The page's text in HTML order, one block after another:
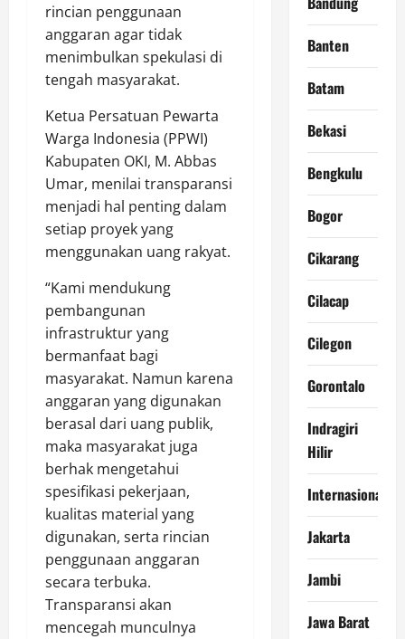
rincian penggunaan
anggaran agar tidak
menimbulkan spekulasi di
tengah masyarakat.
Ketua Persatuan Pewarta
Warga Indonesia (PPWI)
Kabupaten OKI, M. Abbas
Umar, menilai transparansi
menjadi hal penting dalam
setiap proyek yang
menggunakan uang rakyat.
“Kami mendukung
pembangunan
infrastruktur yang
bermanfaat bagi
masyarakat. Namun karena
anggaran yang digunakan
berasal dari uang publik,
maka masyarakat juga
berhak mengetahui
spesifikasi pekerjaan,
kualitas material yang
digunakan, serta rincian
penggunaan anggaran
secara terbuka.
Transparansi akan
mencegah munculnya
Banten
Batam
Bekasi
Bengkulu
Bogor
Cikarang
Cilacap
Cilegon
Gorontalo
Indragiri
Hilir
Internasional
Jakarta
Jambi
Jawa Barat